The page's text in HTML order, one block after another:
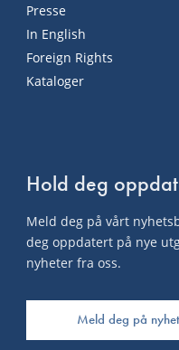
Presse
In English
Foreign Rights
Kataloger
Hold deg
Meld deg på vårt
deg oppdatert på nye
nyheter fra oss.
Meld deg på